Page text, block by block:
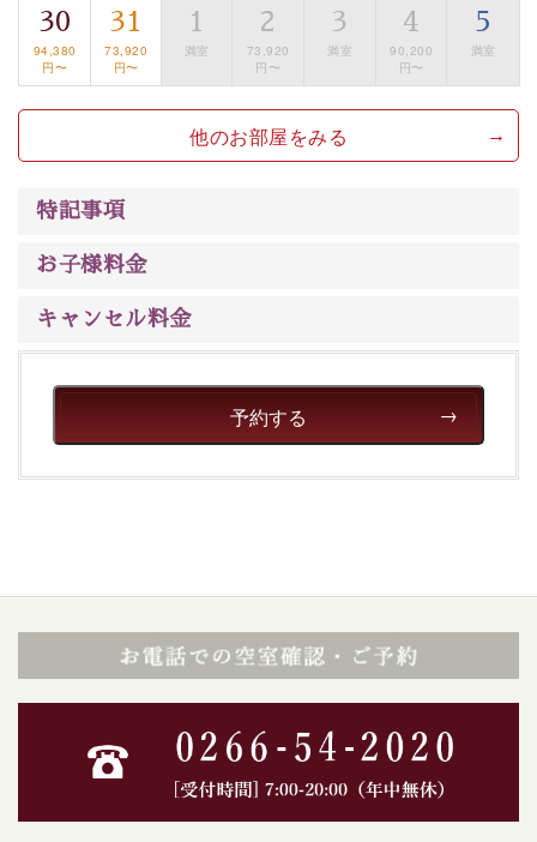
30
94,380
円〜
31
73,920
円〜
1
満室
2
73,920
円〜
3
満室
4
90,200
円〜
5
満室
他のお部屋をみる
特記事項
お子様料金
キャンセル料金
予約する